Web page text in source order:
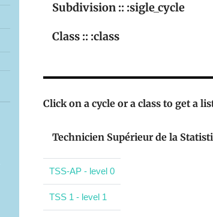
Subdivision :: :sigle_cycle
Class :: :class
Click on a cycle or a class to get a
Technicien Supérieur de la
TSS-AP - level 0
TSS 1 - level 1